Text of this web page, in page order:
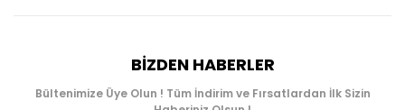
BIZDEN HABERLER
Bültenimize Üye Olun ! Tüm İndirim ve Fırsatlardan İlk Sizin